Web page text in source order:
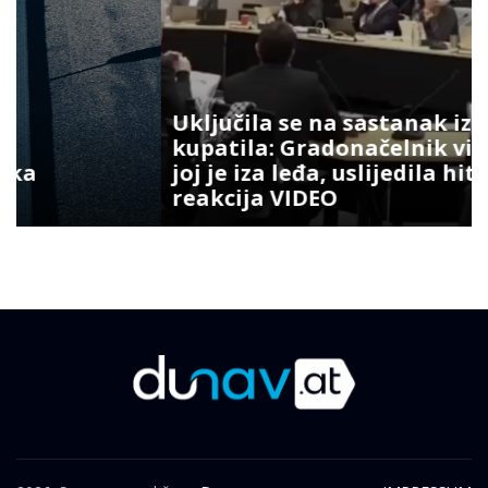
Uključila se na sastanak iz
kupatila: Gradonačelnik vidio šta
joj je iza leđa, uslijedila hit
reakcija VIDEO